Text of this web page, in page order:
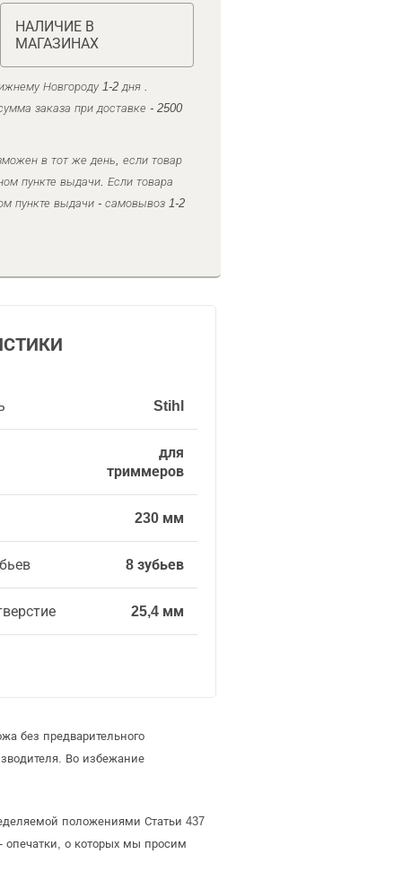
НАЛИЧИЕ В
МАГАЗИНАХ
Новгороду 1-2 дня .
заказа при доставке - 2500
в тот же день, если товар
пункте выдачи. Если товара
пункте выдачи - самовывоз 1-2
Stihl
для
триммеров
230 мм
8 зубьев
25,4 мм
без предварительного
Во избежание
положениями Статьи 437
опечатки, о которых мы просим